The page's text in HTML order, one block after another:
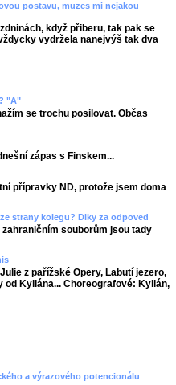
postavu, muzes mi nejakou
když přiberu, tak pak se
vydržela nanejvýš tak dva
"A"
se trochu posilovat. Občas
zápas s Finskem...
přípravky ND, protože jsem doma
strany kolegu? Diky za odpoved
souborům jsou tady
z pařížské Opery, Labutí jezero,
od Kyliána... Choreografové: Kylián,
a výrazového potencionálu